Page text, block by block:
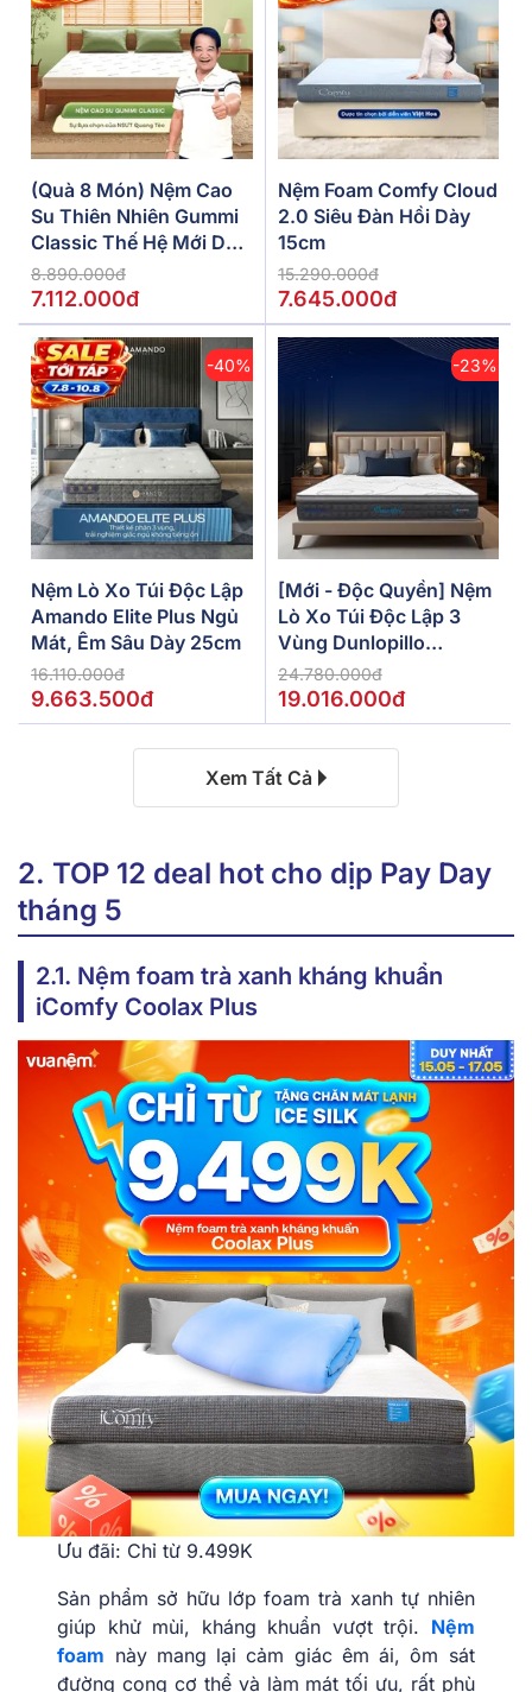
(Quà 8 Món) Nệm Cao
Su Thiên Nhiên Gummi
Classic Thế Hệ Mới Dày
5/10/15cm
8.890.000đ
7.112.000đ
Nệm Foam Comfy Cloud
2.0 Siêu Đàn Hồi Dày
15cm
15.290.000đ
7.645.000đ
-40%
Nệm Lò Xo Túi Độc Lập
Amando Elite Plus Ngủ
Mát, Êm Sâu Dày 25cm
16.110.000đ
9.663.500đ
-23%
[Mới - Độc Quyền] Nệm
Lò Xo Túi Độc Lập 3
Vùng Dunlopillo
De.Stress Powerful
24.780.000đ
19.016.000đ
Xem Tất Cả
2. TOP 12 deal hot cho dịp Pay Day
tháng 5
2.1. Nệm foam trà xanh kháng khuẩn
iComfy Coolax Plus
Ưu đãi: Chỉ từ 9.499K
Sản phẩm sở hữu lớp foam trà xanh tự nhiên
giúp khử mùi, kháng khuẩn vượt trội. Nệm
foam này mang lại cảm giác êm ái, ôm sát
đường cong cơ thể và làm mát tối ưu, rất phù